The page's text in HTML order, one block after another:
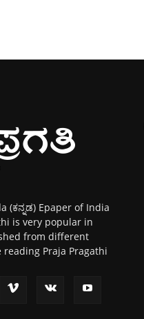
(ಕನ್ನಡ) Epaper of India
is very popular in
from different
Praja Pragathi